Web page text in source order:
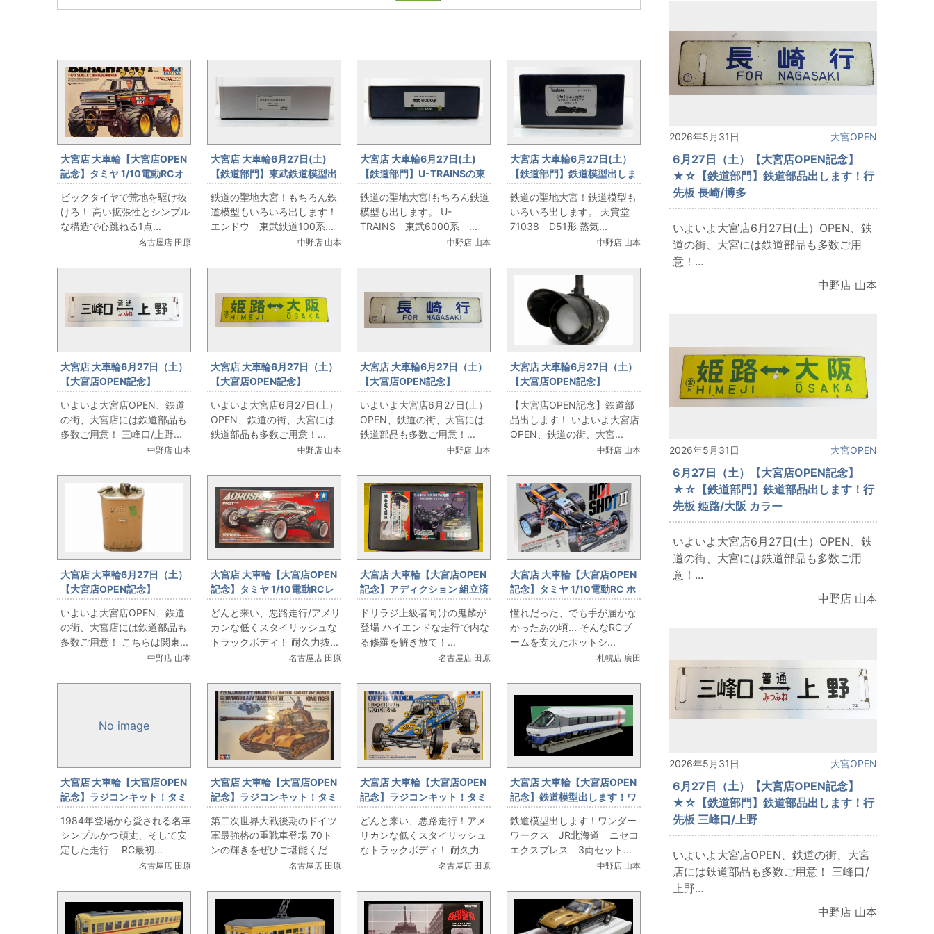
大宮店 大車輪【大宮店OPEN
記念】タミヤ 1/10電動RCオ
フロードピックアップ ブラッ
クフット(2016) 58633
ビックタイヤで荒地を駆け抜
けろ！ 高い拡張性とシンプル
な構造で心跳ねる1点...
名古屋店 田原
大宮店 大車輪6月27日(土)
【鉄道部門】東武鉄道模型出
します！
鉄道の聖地大宮！もちろん鉄
道模型もいろいろ出します！
エンドウ 東武鉄道100系...
中野店 山本
大宮店 大車輪6月27日(土)
【鉄道部門】U-TRAINSの東
武鉄道出します！
鉄道の聖地大宮!もちろん鉄道
模型も出します。 U-
TRAINS 東武6000系 ...
中野店 山本
大宮店 大車輪6月27日(土）
【鉄道部門】鉄道模型出しま
す！ 天賞堂 D51形 半流
線形
鉄道の聖地大宮！鉄道模型も
いろいろ出します。 天賞堂
71038 D51形 蒸気...
中野店 山本
大宮店 大車輪6月27日（土）
【大宮店OPEN記念】
★☆【鉄道部門】鉄道部品出
します！行先板 三峰口/上野
いよいよ大宮店OPEN、鉄道
の街、大宮店には鉄道部品も
多数ご用意！ 三峰口/上野...
中野店 山本
大宮店 大車輪6月27日（土）
【大宮店OPEN記念】
★☆【鉄道部門】鉄道部品出
します！行先板 姫路/大阪 カ
ラー
いよいよ大宮店6月27日(土）
OPEN、鉄道の街、大宮には
鉄道部品も多数ご用意！...
中野店 山本
大宮店 大車輪6月27日（土）
【大宮店OPEN記念】
★☆【鉄道部門】鉄道部品出
します！行先板 長崎/博多
いよいよ大宮店6月27日(土）
OPEN、鉄道の街、大宮には
鉄道部品も多数ご用意！...
中野店 山本
大宮店 大車輪6月27日（土）
【大宮店OPEN記念】
★☆【鉄道部門】鉄道部品出
します！出発反応標識！
【大宮店OPEN記念】鉄道部
品出します！ いよいよ大宮店
OPEN、鉄道の街、大宮...
中野店 山本
大宮店 大車輪6月27日（土）
【大宮店OPEN記念】
★☆【鉄道部門】鉄道部品出
します！関東鉄道キハ01形 マ
スコン
いよいよ大宮店OPEN、鉄道
の街、大宮店には鉄道部品も
多数ご用意！ こちらは関東...
中野店 山本
大宮店 大車輪【大宮店OPEN
記念】タミヤ 1/10電動RCレ
ーシングトラック
AQROSHOT DT-03Tシャー
シ 58610
どんと来い、悪路走行/アメリ
カンな低くスタイリッシュな
トラックボディ！ 耐久力抜...
名古屋店 田原
大宮店 大車輪【大宮店OPEN
記念】アディクション 組立済
SAKURA D4 Ver鬼麟
ROCKTBUNNY S13シルビア
V2 RCDC PRE優勝モデル
ドリラジ上級者向けの鬼麟が
登場 ハイエンドな走行で内な
る修羅を解き放て！...
名古屋店 田原
大宮店 大車輪【大宮店OPEN
記念】タミヤ 1/10電動RC ホ
ットショットII(2024）
憧れだった、でも手が届かな
かったあの頃... そんなRCブ
ームを支えたホットシ...
札幌店 廣田
No image
大宮店 大車輪【大宮店OPEN
記念】ラジコンキット！タミ
ヤ 1/10電動RCカー ホーネッ
ト 58045
1984年登場から愛される名車
シンプルかつ頑丈、そして安
定した走行 RC最初...
名古屋店 田原
大宮店 大車輪【大宮店OPEN
記念】ラジコンキット！タミ
ヤ 1/16 ラジオコントロールタ
ンク ドイツ重戦車 キングタイ
ガー 56004
第二次世界大戦後期のドイツ
軍最強格の重戦車登場 70ト
ンの輝きをぜひご堪能くだ
名古屋店 田原
大宮店 大車輪【大宮店OPEN
記念】ラジコンキット！タミ
ヤ 1/10電動RCレーシングバ
ギー ワイルドワンオフローダ
ー BLOCKHEAD MOTORS
58695
どんと来い、悪路走行！アメ
リカンな低くスタイリッシュ
なトラックボディ！ 耐久力
名古屋店 田原
大宮店 大車輪【大宮店OPEN
記念】鉄道模型出します！ワ
ンダーワークス JR北海道
ニセコエクスプレス 3両セ
ット
鉄道模型出します！ワンダー
ワークス JR北海道 ニセコ
エクスプレス 3両セット...
中野店 山本
2026年5月31日 大宮OPEN
6月27日（土）【大宮店OPEN記念】
★☆【鉄道部門】鉄道部品出します！行
先板 長崎/博多
いよいよ大宮店6月27日(土）OPEN、鉄
道の街、大宮には鉄道部品も多数ご用
意！...
中野店 山本
2026年5月31日 大宮OPEN
6月27日（土）【大宮店OPEN記念】
★☆【鉄道部門】鉄道部品出します！行
先板 姫路/大阪 カラー
いよいよ大宮店6月27日(土）OPEN、鉄
道の街、大宮には鉄道部品も多数ご用
意！...
中野店 山本
2026年5月31日 大宮OPEN
6月27日（土）【大宮店OPEN記念】
★☆【鉄道部門】鉄道部品出します！行
先板 三峰口/上野
いよいよ大宮店OPEN、鉄道の街、大宮
店には鉄道部品も多数ご用意！ 三峰口/
上野...
中野店 山本